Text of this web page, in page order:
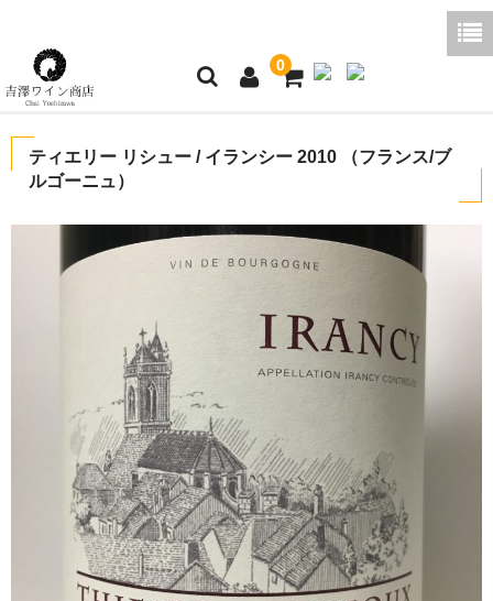
0
ご利用ガイド
よくあるご質問
お問い合わせ
お買い物かご
ティエリー リシュー / イランシー 2010 （フランス/ブ
ルゴーニュ）